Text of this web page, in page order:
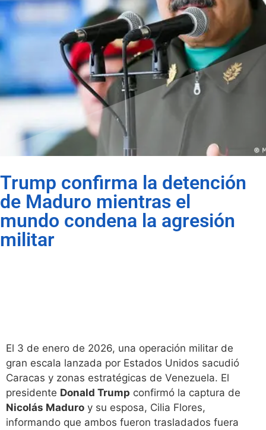
Trump confirma la detención
de Maduro mientras el
mundo condena la agresión
militar
El 3 de enero de 2026, una operación militar de
gran escala lanzada por Estados Unidos sacudió
Caracas y zonas estratégicas de Venezuela. El
presidente Donald Trump confirmó la captura de
Nicolás Maduro y su esposa, Cilia Flores,
informando que ambos fueron trasladados fuera